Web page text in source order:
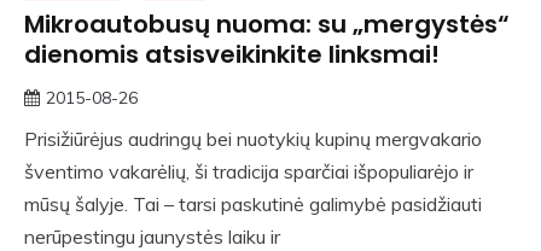
Mikroautobusų nuoma: su „mergystės“
dienomis atsisveikinkite linksmai!
2015-08-26
Prisižiūrėjus audringų bei nuotykių kupinų mergvakario
šventimo vakarėlių, ši tradicija sparčiai išpopuliarėjo ir
mūsų šalyje. Tai – tarsi paskutinė galimybė pasidžiauti
nerūpestingu jaunystės laiku ir